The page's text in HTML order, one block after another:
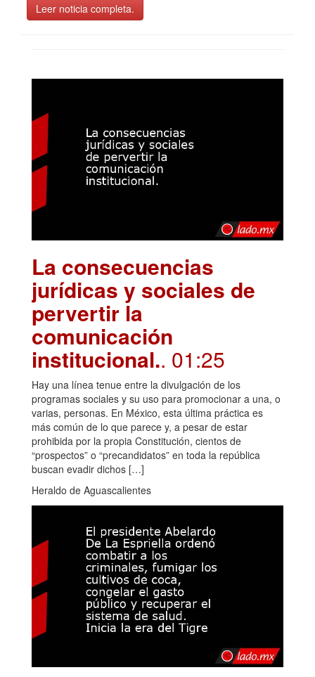
Leer noticia completa.
La consecuencias
jurídicas y sociales de
pervertir la
comunicación
institucional.. 01:25
Hay una línea tenue entre la divulgación de los
programas sociales y su uso para promocionar a una, o
varias, personas. En México, esta última práctica es
más común de lo que parece y, a pesar de estar
prohibida por la propia Constitución, cientos de
“prospectos” o “precandidatos” en toda la república
buscan evadir dichos […]
Heraldo de Aguascalientes